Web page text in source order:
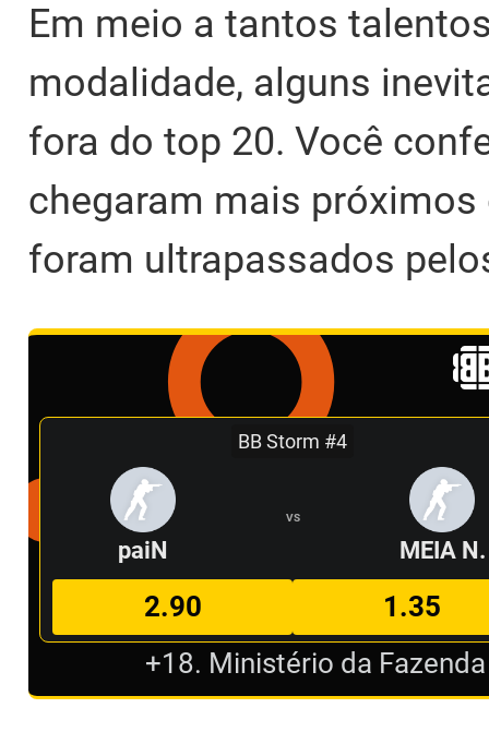
Em meio a tantos
modalidade, alguns
fora do top 20. Você
chegaram mais
foram ultrapassados
BB Storm #4
paiN
VS
MEIA N.
2.90
1.35
+18. Ministério da